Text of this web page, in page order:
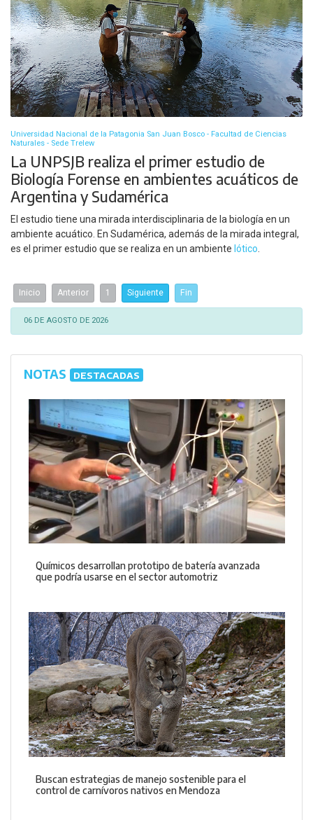
Universidad Nacional de la Patagonia San Juan Bosco - Facultad de Ciencias
Naturales - Sede Trelew
La UNPSJB realiza el primer estudio de
Biología Forense en ambientes acuáticos de
Argentina y Sudamérica
El estudio tiene una mirada interdisciplinaria de la biología en un
ambiente acuático. En Sudamérica, además de la mirada integral,
es el primer estudio que se realiza en un ambiente lótico
Inicio Anterior 1 Siguiente Fin
06 DE AGOSTO DE 2026
NOTAS DESTACADAS
Químicos desarrollan prototipo de batería avanzada
que podría usarse en el sector automotriz
Buscan estrategias de manejo sostenible para el
control de carnívoros nativos en Mendoza